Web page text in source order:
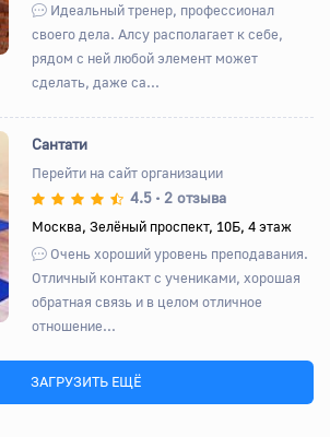
Идеальный тренер, профессионал
своего дела. Алсу располагает к себе,
рядом с ней любой элемент может
сделать, даже са...
Вперед
Сантати
Перейти на сайт организации
4.5 • 2 отзыва
Москва, Зелёный проспект, 10Б, 4 этаж
Очень хороший уровень преподавания.
Отличный контакт с учениками, хорошая
обратная связь и в целом отличное
отношение...
ЗАГРУЗИТЬ ЕЩЁ